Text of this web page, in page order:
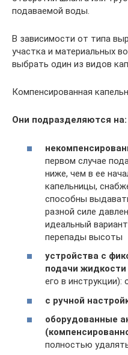
подаваемой воды.
В зависимости от типа
участка и материальных
выбрать один из видов
Компенсированная
Они подразделяются на:
первом случае
ниже, чем в ее
капельницы,
способны
разной силе
идеальный
перепады высоты
устройства с
подачи жидкости
его в инструкции):
с ручной
оборудованные
полностью